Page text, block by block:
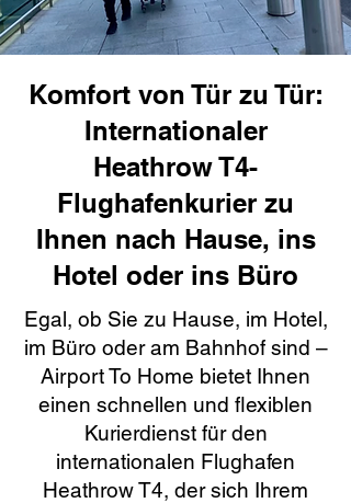
Komfort von Tür zu Tür:
Internationaler
Heathrow T4-
Flughafenkurier zu
Ihnen nach Hause, ins
Hotel oder ins Büro
Egal, ob Sie zu Hause, im Hotel,
im Büro oder am Bahnhof sind –
Airport To Home bietet Ihnen
einen schnellen und flexiblen
Kurierdienst für den
internationalen Flughafen
Heathrow T4, der sich Ihrem